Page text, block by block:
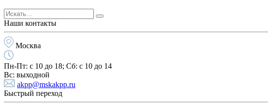
Наши контакты
Москва
Пн-Пт: с 10 до 18; Cб: с 10 до 14
Вс: выходной
akpp@mskakpp.ru
Быстрый переход